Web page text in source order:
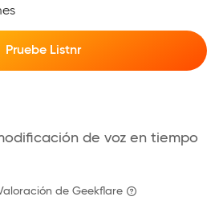
Pruebe Listnr
de voz en tiempo
de Geekflare